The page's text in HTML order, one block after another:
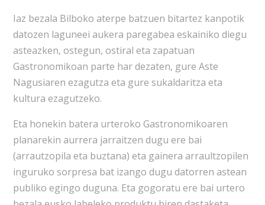
Iaz bezala Bilboko aterpe batzuen bitartez kanpotik
datozen laguneei aukera paregabea eskainiko diegu
asteazken, ostegun, ostiral eta zapatuan
Gastronomikoan parte har dezaten, gure Aste
Nagusiaren ezagutza eta gure sukaldaritza eta
kultura ezagutzeko.
Eta honekin batera urteroko Gastronomikoaren
planarekin aurrera jarraitzen dugu ere bai
(arrautzopila eta buztana) eta gainera arraultzopilen
inguruko sorpresa bat izango dugu datorren astean
publiko egingo duguna. Eta gogoratu ere bai urtero